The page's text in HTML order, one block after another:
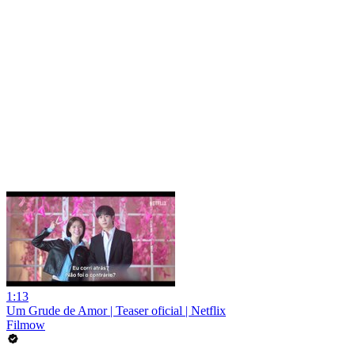
1:13
Um Grude de Amor | Teaser oficial | Netflix
Filmow